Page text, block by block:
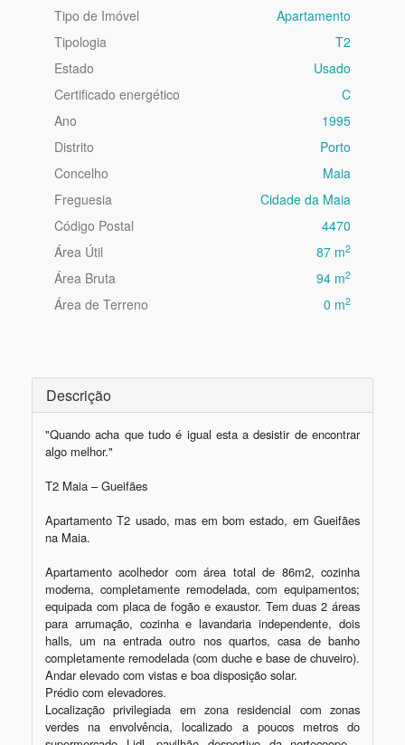
Tipo de Imóvel
Apartamento
Tipologia
T2
Estado
Usado
Certificado energético
C
Ano
1995
Distrito
Porto
Concelho
Maia
Freguesia
Cidade da Maia
Código Postal
4470
Área Útil
87 m2
Área Bruta 94 m2
Área de Terreno 0 m2
Descrição
"Quando acha que tudo é igual esta a desistir de encontrar
algo melhor."
T2 Maia – Gueifães
Apartamento T2 usado, mas em bom estado, em Gueifães
na Maia.
Apartamento acolhedor com área total de 86m2, cozinha
moderna, completamente remodelada, com equipamentos;
equipada com placa de fogão e exaustor. Tem duas 2 áreas
para arrumação, cozinha e lavandaria independente, dois
halls, um na entrada outro nos quartos, casa de banho
completamente remodelada (com duche e base de chuveiro).
Andar elevado com vistas e boa disposição solar.
Prédio com elevadores.
Localização privilegiada em zona residencial com zonas
verdes na envolvência, localizado a poucos metros do